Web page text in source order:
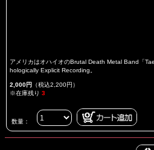
アメリカはオハイオのBrutal Death Metal Band「
hologically Explicit Recording。
2,000円 （税込2,200円）
※在庫残り 3
数量：